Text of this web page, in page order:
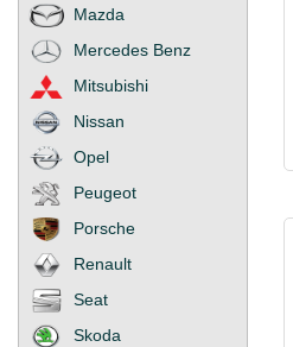
Mazda
Mercedes Benz
Mitsubishi
Nissan
Opel
Peugeot
Porsche
Renault
Seat
Skoda